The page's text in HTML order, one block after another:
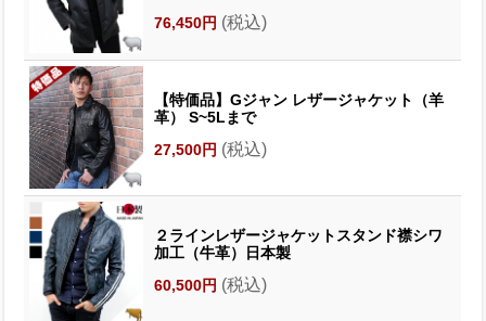
76,450円 (税込)
【特価品】Gジャン レザージャケット（羊
革） S~5Lまで
27,500円 (税込)
２ラインレザージャケットスタンド襟シワ
加工（牛革）日本製
60,500円 (税込)